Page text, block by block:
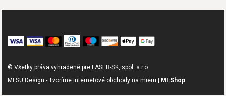
© Všetky práva vyhradené pre LASER-SK, spol. s.r.o.
MI:SU Design - Tvoríme internetové obchody na mieru |
MI:Shop